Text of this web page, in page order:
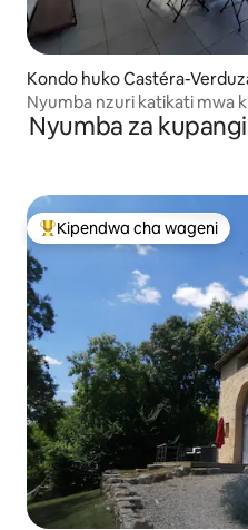
Kondo huko Castéra-
Nyumba nzuri katikati mwa
Nyumba za
Kipendwa maarufu cha
Kipendwa cha wageni